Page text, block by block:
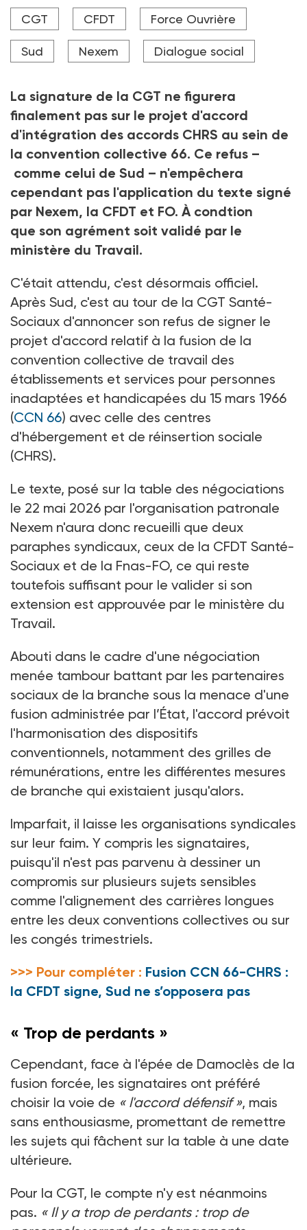
CHRS, en particulier les plus petits salaires », estime la
CGT.
Crédit photo milphoto - stock.adobe.com
CGT CFDT Force Ouvrière
Sud Nexem Dialogue social
La signature de la CGT ne figurera
finalement pas sur le projet d'accord
d'intégration des accords CHRS au sein de
la convention collective 66. Ce refus –
comme celui de Sud – n'empêchera
cependant pas l'application du texte signé
par Nexem, la CFDT et FO. À condtion
que son agrément soit validé par le
ministère du Travail.
C'était attendu, c'est désormais officiel.
Après Sud, c'est au tour de la CGT Santé-
Sociaux d'annoncer son refus de signer le
projet d'accord relatif à la fusion de la
convention collective de travail des
établissements et services pour personnes
inadaptées et handicapées du 15 mars 1966
(CCN 66) avec celle des centres
d'hébergement et de réinsertion sociale
(CHRS).
Le texte, posé sur la table des négociations
le 22 mai 2026 par l'organisation patronale
Nexem n'aura donc recueilli que deux
paraphes syndicaux, ceux de la CFDT Santé-
Sociaux et de la Fnas-FO, ce qui reste
toutefois suffisant pour le valider si son
extension est approuvée par le ministère du
Travail.
Abouti dans le cadre d'une négociation
menée tambour battant par les partenaires
sociaux de la branche sous la menace d'une
fusion administrée par l’État, l'accord prévoit
l'harmonisation des dispositifs
conventionnels, notamment des grilles de
rémunérations, entre les différentes mesures
de branche qui existaient jusqu'alors.
Imparfait, il laisse les organisations syndicales
sur leur faim. Y compris les signataires,
puisqu'il n'est pas parvenu à dessiner un
compromis sur plusieurs sujets sensibles
comme l'alignement des carrières longues
entre les deux conventions collectives ou sur
les congés trimestriels.
>>> Pour compléter : Fusion CCN 66-CHRS :
la CFDT signe, Sud ne s’opposera pas
« Trop de perdants »
Cependant, face à l'épée de Damoclès de la
fusion forcée, les signataires ont préféré
choisir la voie de « l'accord défensif », mais
sans enthousiasme, promettant de remettre
les sujets qui fâchent sur la table à une date
ultérieure.
Pour la CGT, le compte n'y est néanmoins
pas. « Il y a trop de perdants : trop de